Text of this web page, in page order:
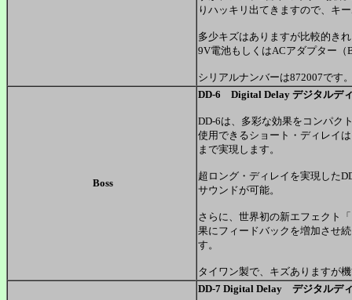
りハッキリ出てきますので、キ
多少キズはありますが比較的き
9V電池もしくはACアダプター（
シリアルナンバーは872007で
Boss
DD-6 Digital Delay デジタルデ
DD-6は、多彩な効果をコンパク
使用できるショート・ディレイ
まで実現します。
超ロング・ディレイを実現した
サウンドが可能。
さらに、世界初の新エフェクト
果にフィードバックを増加させ
す。
タイワン製で、キズありますが
DD-7 Digital Delay デジタルデ